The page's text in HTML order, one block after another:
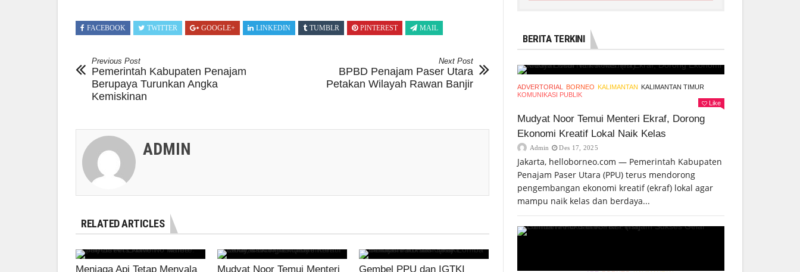
FACEBOOK TWITTER GOOGLE+ LINKEDIN TUMBLR PINTEREST MAIL
Previous Post
Pemerintah Kabupaten Penajam
Berupaya Turunkan Angka
Kemiskinan
Next Post
BPBD Penajam Paser Utara
Petakan Wilayah Rawan Banjir
ADMIN
RELATED ARTICLES
Menjaga Api Tetap Menyala
Mudyat Noor Temui Menteri
Gembel PPU dan IGTKI
BERITA TERKINI
ADVERTORIAL BORNEO KALIMANTAN KALIMANTAN TIMUR
KOMUNIKASI PUBLIK
Like
Mudyat Noor Temui Menteri Ekraf, Dorong
Ekonomi Kreatif Lokal Naik Kelas
Admin Des 17, 2025
Jakarta, helloborneo.com — Pemerintah Kabupaten
Penajam Paser Utara (PPU) terus mendorong
pengembangan ekonomi kreatif (ekraf) lokal agar
mampu naik kelas dan berdaya...